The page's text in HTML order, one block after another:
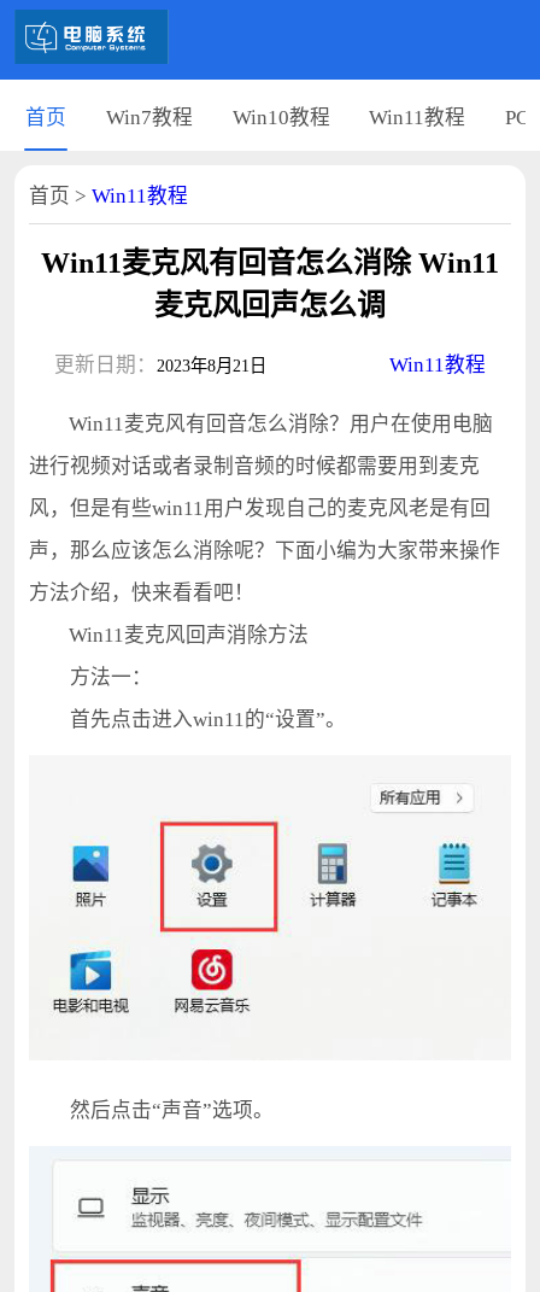
首页 Win7教程 Win10教程 Win11教程 PC
首页 > Win11教程
Win11麦克风有回音怎么消除 Win11
麦克风回声怎么调
更新日期： 2023年8月21日 Win11教程
Win11麦克风有回音怎么消除？用户在使用电脑
进行视频对话或者录制音频的时候都需要用到麦克
风，但是有些win11用户发现自己的麦克风老是有回
声，那么应该怎么消除呢？下面小编为大家带来操作
方法介绍，快来看看吧！
Win11麦克风回声消除方法
方法一：
首先点击进入win11的“设置”。
然后点击“声音”选项。